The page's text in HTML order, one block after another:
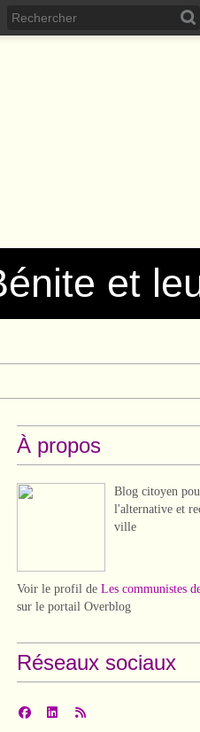
À propos
Blog citoyen
l'alternative et
ville
Voir le profil de Les communistes
sur le portail Overblog
Réseaux sociaux